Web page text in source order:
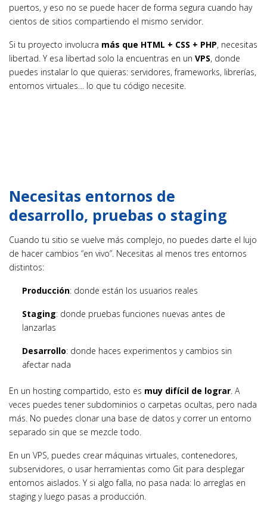
puertos, y eso no se puede hacer de forma segura cuando hay
cientos de sitios compartiendo el mismo servidor.
Si tu proyecto involucra más que HTML + CSS + PHP, necesitas
libertad. Y esa libertad solo la encuentras en un VPS, donde
puedes instalar lo que quieras: servidores, frameworks, librerías,
entornos virtuales… lo que tu código necesite.
Necesitas entornos de
desarrollo, pruebas o staging
Cuando tu sitio se vuelve más complejo, no puedes darte el lujo
de hacer cambios “en vivo”. Necesitas al menos tres entornos
distintos:
Producción: donde están los usuarios reales
Staging: donde pruebas funciones nuevas antes de
lanzarlas
Desarrollo: donde haces experimentos y cambios sin
afectar nada
En un hosting compartido, esto es muy difícil de lograr. A
veces puedes tener subdominios o carpetas ocultas, pero nada
más. No puedes clonar una base de datos y correr un entorno
separado sin que se mezcle todo.
En un VPS, puedes crear máquinas virtuales, contenedores,
subservidores, o usar herramientas como Git para desplegar
entornos aislados. Y si algo falla, no pasa nada: lo arreglas en
staging y luego pasas a producción.